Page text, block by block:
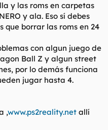
y las roms en carpetas
y ala. Eso sí debes
que borrar las roms en 24
con algun juego de
Ball Z y algun street
por lo demás funciona
jugar hasta 4.
,www.ps2reality.net allí